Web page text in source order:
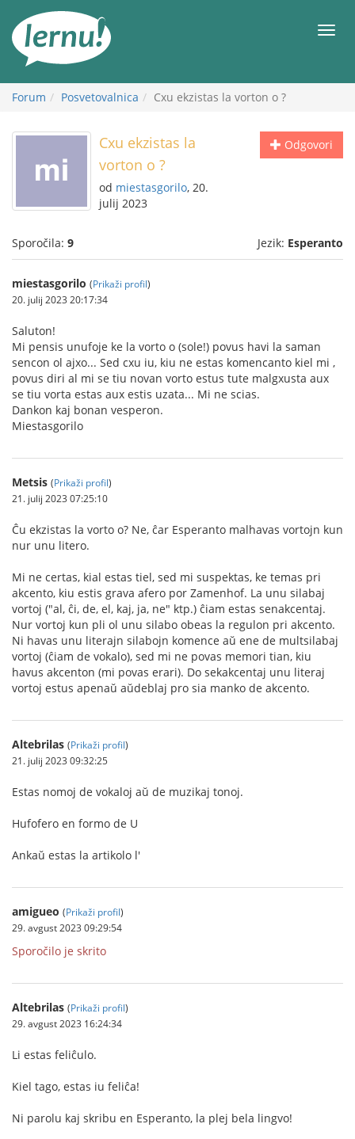
vsebini
Meni
Forum Posvetovalnica Cxu ekzistas la vorton o ?
Odgovori
Cxu ekzistas la
vorton o ?
od miestasgorilo, 20.
julij 2023
Sporočila: 9 Jezik: Esperanto
miestasgorilo (Prikaži profil)
20. julij 2023 20:17:34
Saluton!
Mi pensis unufoje ke la vorto o (sole!) povus havi la saman
sencon ol ajxo... Sed cxu iu, kiu ne estas komencanto kiel mi ,
povus diri al mi se tiu novan vorto estus tute malgxusta aux
se tiu vorta estas aux estis uzata... Mi ne scias.
Dankon kaj bonan vesperon.
Miestasgorilo
Metsis (Prikaži profil)
21. julij 2023 07:25:10
Ĉu ekzistas la vorto o? Ne, ĉar Esperanto malhavas vortojn kun
nur unu litero.
Mi ne certas, kial estas tiel, sed mi suspektas, ke temas pri
akcento, kiu estis grava afero por Zamenhof. La unu silabaj
vortoj ("al, ĉi, de, el, kaj, ja, ne" ktp.) ĉiam estas senakcentaj.
Nur vortoj kun pli ol unu silabo obeas la regulon pri akcento.
Ni havas unu literajn silabojn komence aŭ ene de multsilabaj
vortoj (ĉiam de vokalo), sed mi ne povas memori tian, kiu
havus akcenton (mi povas erari). Do sekakcentaj unu literaj
vortoj estus apenaŭ aŭdeblaj pro sia manko de akcento.
Altebrilas (Prikaži profil)
21. julij 2023 09:32:25
Estas nomoj de vokaloj aŭ de muzikaj tonoj.
Hufofero en formo de U
Ankaŭ estas la artikolo l'
amigueo (Prikaži profil)
29. avgust 2023 09:29:54
Sporočilo je skrito
Altebrilas (Prikaži profil)
29. avgust 2023 16:24:34
Li estas feliĉulo.
Kiel tago, estas iu feliĉa!
Ni parolu kaj skribu en Esperanto, la plej bela lingvo!